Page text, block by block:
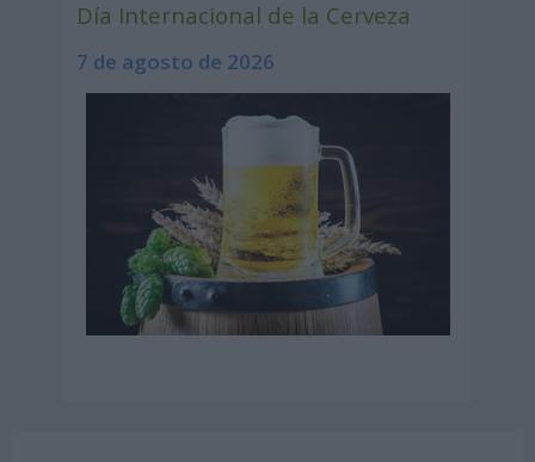
Día Internacional de la Cerveza
7 de agosto de 2026